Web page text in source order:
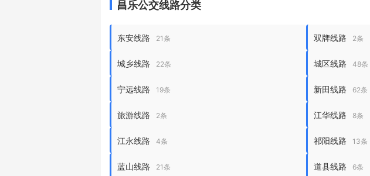
昌乐公交线路分类
东安线路 21条 双牌线路 2条
城乡线路 22条 城区线路 48条
宁远线路 19条 新田线路 62条
旅游线路 2条 江华线路 8条
江永线路 4条 祁阳线路 13条
蓝山线路 21条 道县线路 6条